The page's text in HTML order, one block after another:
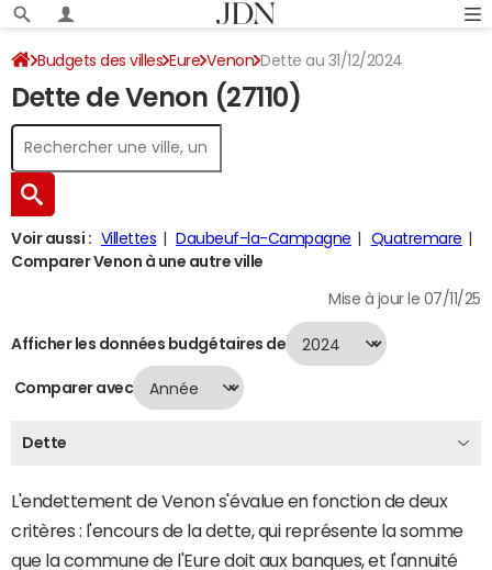
Budgets des villes Eure Venon Dette au 31/12/2024
Dette de Venon (27110)
Voir aussi : Villettes Daubeuf-la-Campagne
Quatremare
Comparer Venon à une autre ville
Mise à jour le 07/11/25
Afficher les données budgétaires de
Comparer avec
Dette
L'endettement de Venon s'évalue en fonction de deux
critères : l'encours de la dette, qui représente la somme
que la commune de l'Eure doit aux banques, et l'annuité